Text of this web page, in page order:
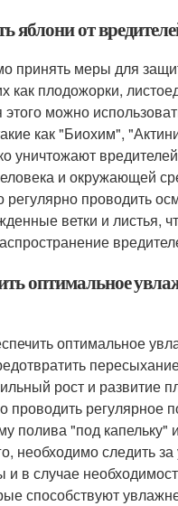
яблони от
принять меры для
как плодожорки,
можно
как "Биохим",
уничтожают
и окружающей
регулярно проводить
ветки и листья,
оптимальное
оптимальное
рост и развитие
проводить регулярное
полива "под капельку"
необходимо следить
и в случае
способствуют